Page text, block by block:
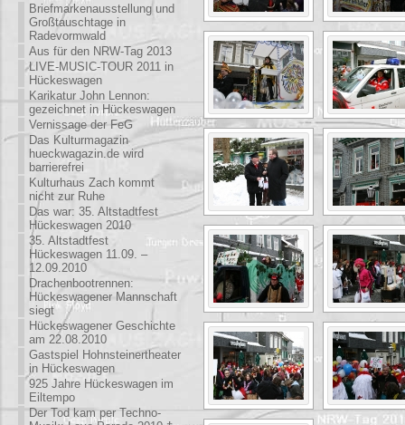
Briefmarkenausstellung und
Großtauschtage in
Radevormwald
Aus für den NRW-Tag 2013
LIVE-MUSIC-TOUR 2011 in
Hückeswagen
Karikatur John Lennon:
gezeichnet in Hückeswagen
Vernissage der FeG
Das Kulturmagazin
hueckwagazin.de wird
barrierefrei
Kulturhaus Zach kommt
nicht zur Ruhe
Das war: 35. Altstadtfest
Hückeswagen 2010
35. Altstadtfest
Hückeswagen 11.09. –
12.09.2010
Drachenbootrennen:
Hückeswagener Mannschaft
siegt
Hückeswagener Geschichte
am 22.08.2010
Gastspiel Hohnsteinertheater
in Hückeswagen
925 Jahre Hückeswagen im
Eiltempo
Der Tod kam per Techno-